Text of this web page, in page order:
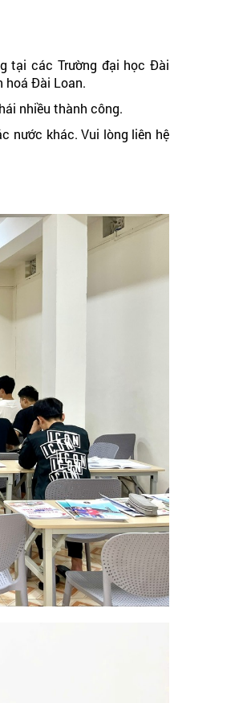
tại các Trường đại học Đài
hoá Đài Loan.
nhiều thành công.
nước khác. Vui lòng liên hệ